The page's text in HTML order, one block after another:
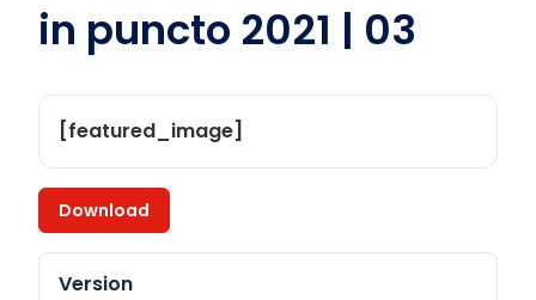
in puncto 2021 | 03
[featured_image]
Download
Version